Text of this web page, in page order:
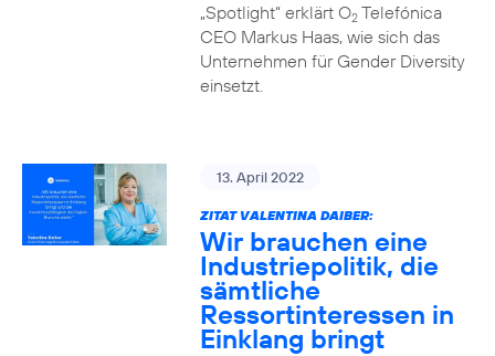
„Spotlight“ erklärt O2Telefónica
CEO Markus Haas, wie sich das
Unternehmen für Gender Diversity
einsetzt.
13. April 2022
ZITAT VALENTINA DAIBER:
Wir brauchen eine
Industriepolitik, die
sämtliche
Ressortinteressen in
Einklang bringt